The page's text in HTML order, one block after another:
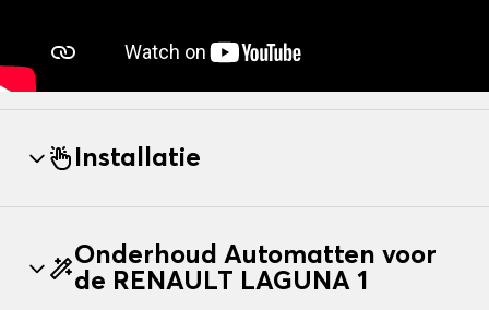
Installatie
Onderhoud Automatten voor
de RENAULT LAGUNA 1